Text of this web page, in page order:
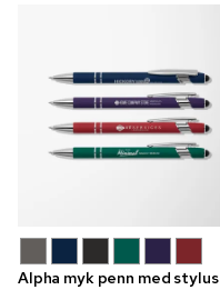
Alpha myk penn med stylus